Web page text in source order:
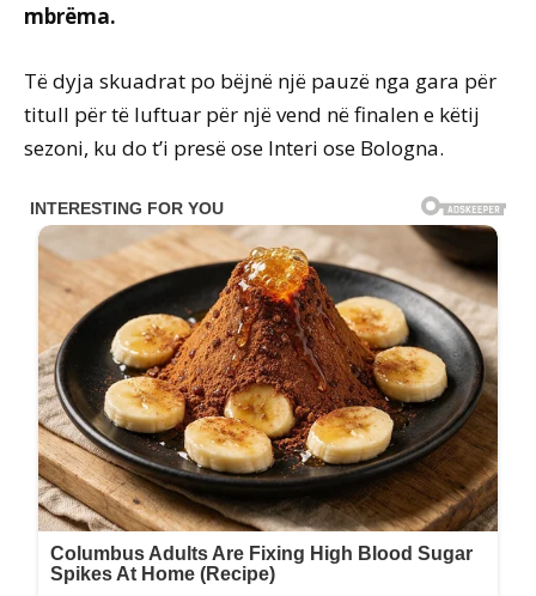
mbrëma.
Të dyja skuadrat po bëjnë një pauzë nga gara për
titull për të luftuar për një vend në finalen e këtij
sezoni, ku do t’i presë ose Interi ose Bologna.